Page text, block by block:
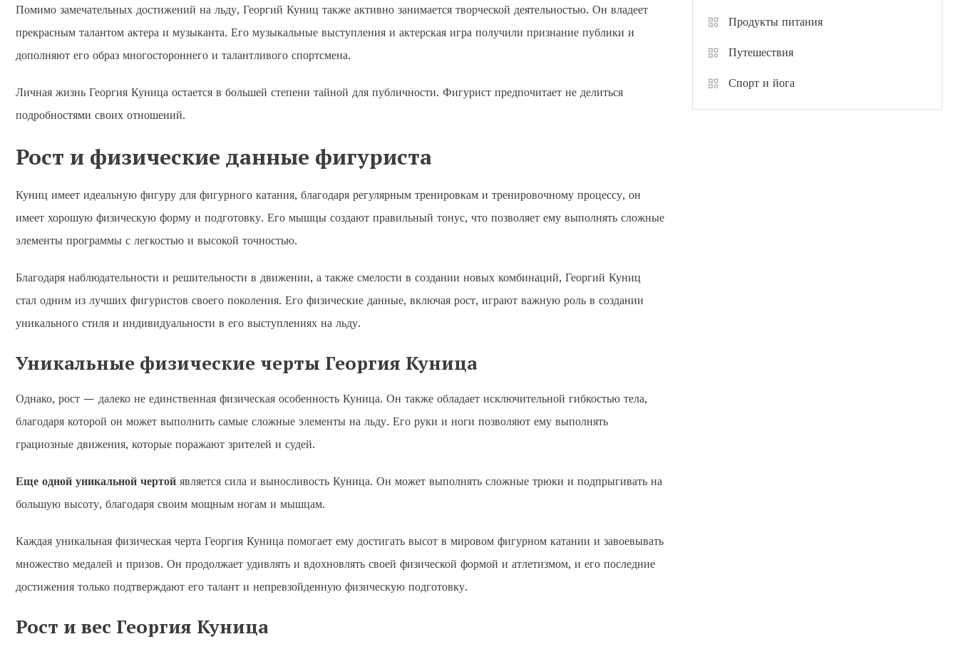
Помимо замечательных достижений на льду, Георгий Куниц также активно занимается творческой деятельностью. Он владеет
прекрасным талантом актера и музыканта. Его музыкальные выступления и актерская игра получили признание публики и
дополняют его образ многостороннего и талантливого спортсмена.
Личная жизнь Георгия Куница остается в большей степени тайной для публичности. Фигурист предпочитает не делиться
подробностями своих отношений.
Рост и физические данные фигуриста
Куниц имеет идеальную фигуру для фигурного катания, благодаря регулярным тренировкам и тренировочному процессу, он
имеет хорошую физическую форму и подготовку. Его мышцы создают правильный тонус, что позволяет ему выполнять сложные
элементы программы с легкостью и высокой точностью.
Благодаря наблюдательности и решительности в движении, а также смелости в создании новых комбинаций, Георгий Куниц
стал одним из лучших фигуристов своего поколения. Его физические данные, включая рост, играют важную роль в создании
уникального стиля и индивидуальности в его выступлениях на льду.
Уникальные физические черты Георгия Куница
Однако, рост — далеко не единственная физическая особенность Куница. Он также обладает исключительной гибкостью тела,
благодаря которой он может выполнить самые сложные элементы на льду. Его руки и ноги позволяют ему выполнять
грациозные движения, которые поражают зрителей и судей.
Еще одной уникальной чертой является сила и выносливость Куница. Он может выполнять сложные трюки и подпрыгивать на
большую высоту, благодаря своим мощным ногам и мышцам.
Каждая уникальная физическая черта Георгия Куница помогает ему достигать высот в мировом фигурном катании и завоевывать
множество медалей и призов. Он продолжает удивлять и вдохновлять своей физической формой и атлетизмом, и его последние
достижения только подтверждают его талант и непревзойденную физическую подготовку.
Рост и вес Георгия Куница
Продукты питания
Путешествия
Спорт и йога